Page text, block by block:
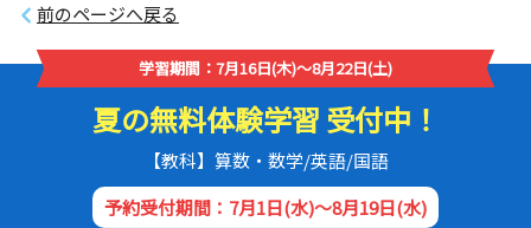
前のページへ戻る
学習期間：7月16日(木)～8月22日(土)
夏の無料体験学習 受付中！
【教科】算数・数学/英語/国語
予約受付期間：7月1日(水)～8月19日(水)